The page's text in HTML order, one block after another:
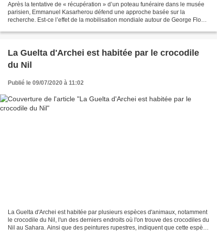
Après la tentative de « récupération » d’un poteau funéraire dans le musée
parisien, Emmanuel Kasarherou défend une approche basée sur la
recherche. Est-ce l’effet de la mobilisation mondiale autour de George Floyd
La Guelta d'Archei est habitée par le crocodile
du Nil
Publié le 09/07/2020 à 11:02
La Guelta d'Archei est habitée par plusieurs espèces d'animaux, notamment
le crocodile du Nil, l'un des derniers endroits où l'on trouve des crocodiles du
Nil au Sahara. Ainsi que des peintures rupestres, indiquent que cette espèce